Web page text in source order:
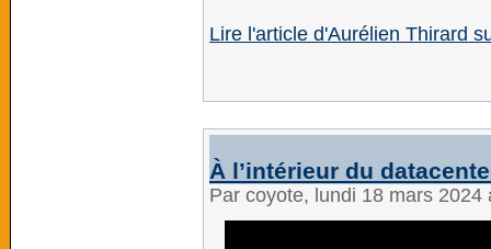
Lire l'article d'Aurélien Thirard
À l’intérieur du
Par coyote, lundi 18 mars